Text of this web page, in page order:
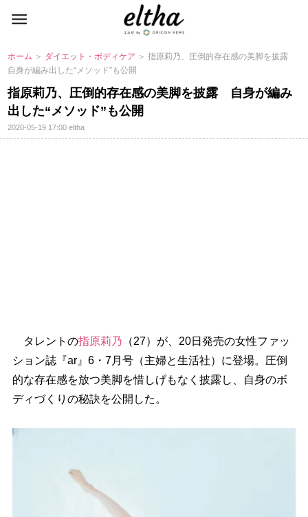
ホーム ＞ ダイエット・ボディケア ＞ 指原莉乃、圧倒的存在感の美脚を披露
自身が編み出した“メソッド”も公開
指原莉乃、圧倒的存在感の美脚を披露 自身が編み
出した“メソッド”も公開
2020-05-19 17:00eltha
タレントの指原莉乃 （27）が、20日発売の女性ファッ
ション誌『ar』6・7月号（主婦と生活社）に登場。圧倒
的な存在感を放つ美脚を惜しげもなく披露し、自身のボ
ディづくりの秘訣を公開した。